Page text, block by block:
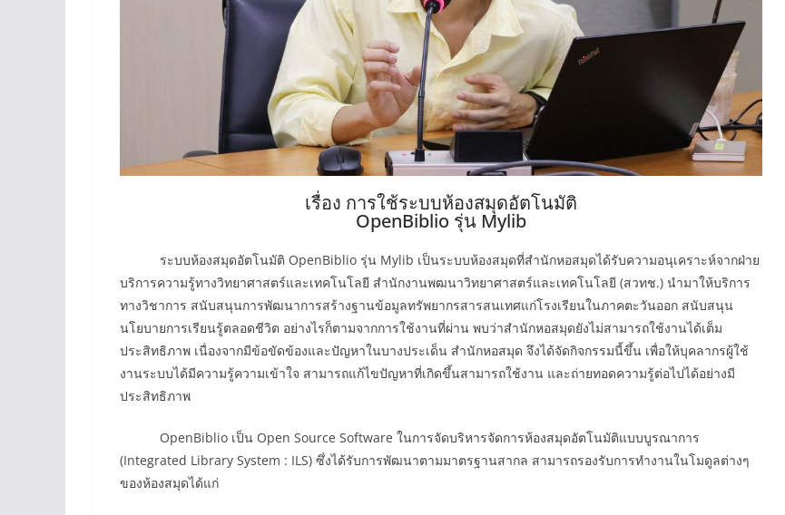
เรื่อง การใช้ระบบห้องสมุดอัตโนมัติ
OpenBiblio รุ่น Mylib
ระบบห้องสมุดอัตโนมัติ OpenBiblio รุ่น Mylib เป็นระบบห้องสมุดที่สำนักหอสมุดได้รับความอนุเคราะห์จากฝ่าย
บริการความรู้ทางวิทยาศาสตร์และเทคโนโลยี สำนักงานพฒนาวิทยาศาสตร์และเทคโนโลยี (สวทช.) นำมาให้บริการ
ทางวิชาการ สนับสนุนการพัฒนาการสร้างฐานข้อมูลทรัพยากรสารสนเทศแก่โรงเรียนในภาคตะวันออก สนับสนุน
นโยบายการเรียนรู้ตลอดชีวิต อย่างไรก็ตามจากการใช้งานที่ผ่าน พบว่าสำนักหอสมุดยังไม่สามารถใช้งานได้เต็ม
ประสิทธิภาพ เนื่องจากมีข้อขัดข้องและปัญหาในบางประเด็น สำนักหอสมุด จึงได้จัดกิจกรรมนี้ขึ้น เพื่อให้บุคลากรผู้ใช้
งานระบบได้มีความรู้ความเข้าใจ สามารถแก้ไขปัญหาที่เกิดขึ้นสามารถใช้งาน และถ่ายทอดความรู้ต่อไปได้อย่างมี
ประสิทธิภาพ
OpenBiblio เป็น Open Source Software ในการจัดบริหารจัดการห้องสมุดอัตโนมัติแบบบูรณาการ
(Integrated Library System : ILS) ซึ่งได้รับการพัฒนาตามมาตรฐานสากล สามารถรองรับการทำงานในโมดูลต่างๆ
ของห้องสมุดได้แก่